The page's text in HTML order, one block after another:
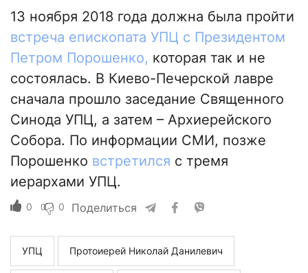
13 ноября 2018 года должна была пройти
встреча епископата УПЦ с Президентом
Петром Порошенко, которая так и не
состоялась. В Киево-Печерской лавре
сначала прошло заседание Священного
Синода УПЦ, а затем – Архиерейского
Собора. По информации СМИ, позже
Порошенко встретился с тремя
иерархами УПЦ.
0 0 Поделиться
УПЦ Протоиерей Николай Данилевич